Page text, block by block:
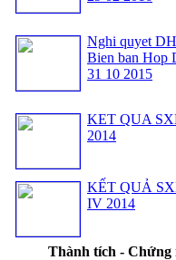
Nghi quyet
Bien ban Hop
31 10 2015
KET QUA
2014
KẾT QUẢ
IV 2014
Thành tích - Chứng